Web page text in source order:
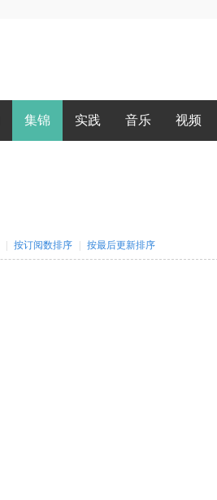
集锦 实践 音乐 视频
按订阅数排序
按最后更新排序